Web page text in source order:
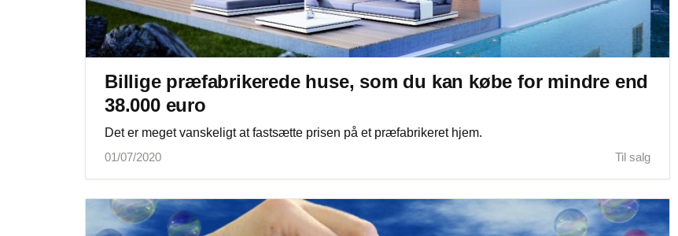
Billige præfabrikerede huse, som du kan købe for mindre end
38.000 euro
Det er meget vanskeligt at fastsætte prisen på et præfabrikeret hjem.
01/07/2020
Til salg